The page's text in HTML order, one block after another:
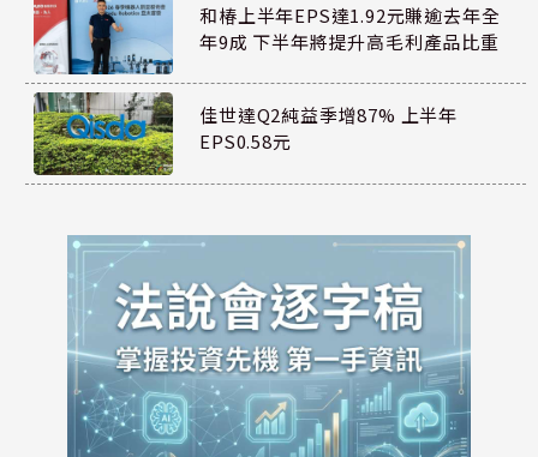
和椿上半年EPS達1.92元賺逾去年全
年9成 下半年將提升高毛利產品比重
佳世達Q2純益季增87% 上半年
EPS0.58元